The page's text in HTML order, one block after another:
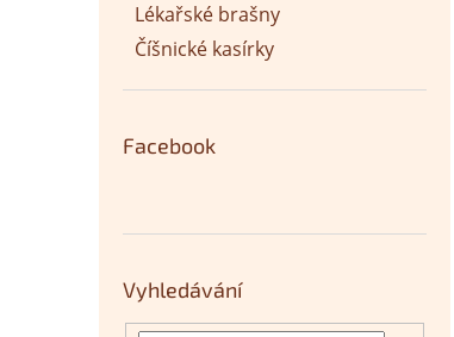
Lékařské brašny
Číšnické kasírky
Facebook
Vyhledávání